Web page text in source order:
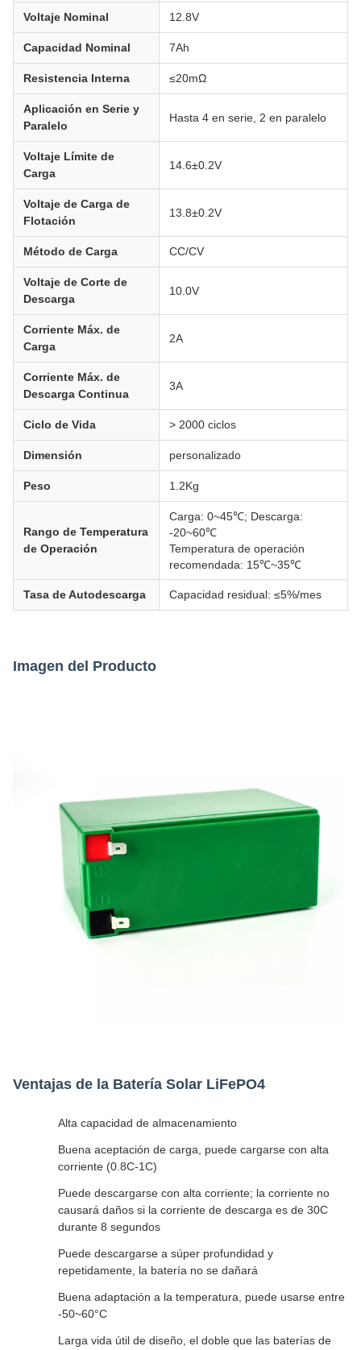
Voltaje Nominal 12.8V
Capacidad Nominal 7Ah
Resistencia Interna ≤20mΩ
Aplicación en Serie y
Paralelo
Hasta 4 en serie, 2 en paralelo
Voltaje Límite de
Carga
14.6±0.2V
Voltaje de Carga de
Flotación
13.8±0.2V
Método de Carga CC/CV
Voltaje de Corte de
Descarga
10.0V
Corriente Máx. de
Carga
2A
Corriente Máx. de
Descarga Continua
3A
Ciclo de Vida > 2000 ciclos
Dimensión personalizado
Peso 1.2Kg
Rango de Temperatura
de Operación
Carga: 0~45℃; Descarga:
-20~60℃
Temperatura de operación
recomendada: 15℃~35℃
Tasa de Autodescarga Capacidad residual: ≤5%/mes
Imagen del Producto
Ventajas de la Batería Solar LiFePO4
Alta capacidad de almacenamiento
Buena aceptación de carga, puede cargarse con alta
corriente (0.8C-1C)
Puede descargarse con alta corriente; la corriente no
causará daños si la corriente de descarga es de 30C
durante 8 segundos
Puede descargarse a súper profundidad y
repetidamente, la batería no se dañará
Buena adaptación a la temperatura, puede usarse entre
-50~60°C
Larga vida útil de diseño, el doble que las baterías de